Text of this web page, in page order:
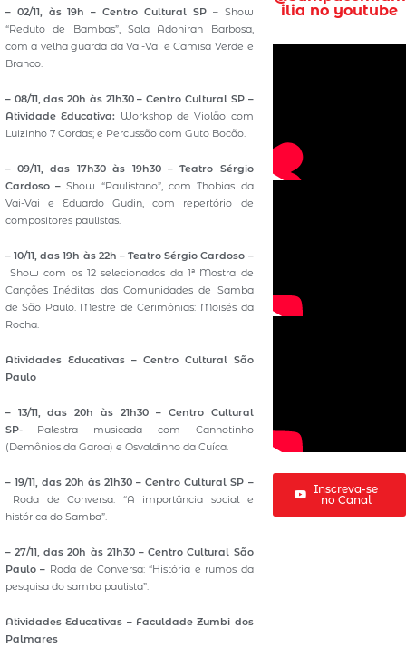
– 02/11, às 19h – Centro Cultural SP– Show
“Reduto de Bambas”, Sala Adoniran Barbosa,
com a velha guarda da Vai-Vai e Camisa Verde e
Branco.
– 08/11, das 20h às 21h30 – Centro Cultural SP –
Atividade Educativa: Workshop de Violão com
Luizinho 7 Cordas; e Percussão com Guto Bocão.
– 09/11, das 17h30 às 19h30 – Teatro Sérgio
Cardoso –Show “Paulistano”, com Thobias da
Vai-Vai e Eduardo Gudin, com repertório de
compositores paulistas.
– 10/11, das 19h às 22h – Teatro Sérgio Cardoso –
Show com os 12 selecionados da 1ª Mostra de
Canções Inéditas das Comunidades de Samba
de São Paulo. Mestre de Cerimônias: Moisés da
Rocha.
Atividades Educativas – Centro Cultural São
Paulo
– 13/11, das 20h às 21h30 – Centro Cultural
SP-Palestra musicada com Canhotinho
(Demônios da Garoa) e Osvaldinho da Cuíca.
– 19/11, das 20h às 21h30 – Centro Cultural SP –
Roda de Conversa: “A importância social e
histórica do Samba”.
– 27/11, das 20h às 21h30 – Centro Cultural São
Paulo – Roda de Conversa: “História e rumos da
pesquisa do samba paulista”.
Atividades Educativas – Faculdade Zumbi dos
Palmares
ilia no youtube
Inscreva-se
no Canal